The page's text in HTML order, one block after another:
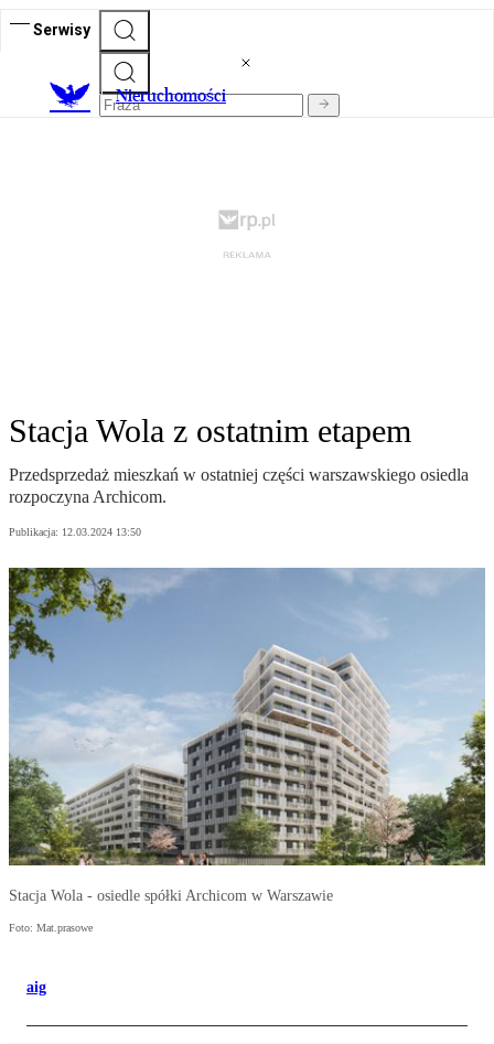
Serwisy
Nieruchomości
Stacja Wola z ostatnim etapem
Przedsprzedaż mieszkań w ostatniej części warszawskiego osiedla
rozpoczyna Archicom.
Publikacja: 12.03.2024 13:50
Stacja Wola - osiedle spółki Archicom w Warszawie
Foto: Mat.prasowe
aig